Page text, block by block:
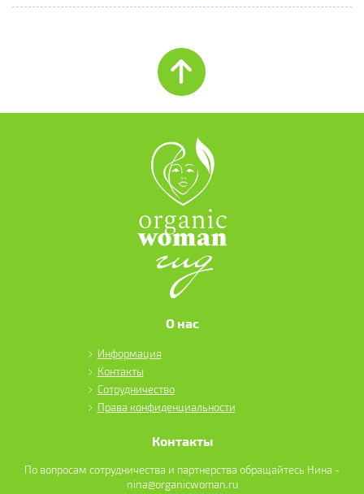
О нас
Информация
Контакты
Сотрудничество
Права конфиденциальности
Контакты
По вопросам сотрудничества и партнерства обращайтесь Нина -
nina@organicwoman.ru